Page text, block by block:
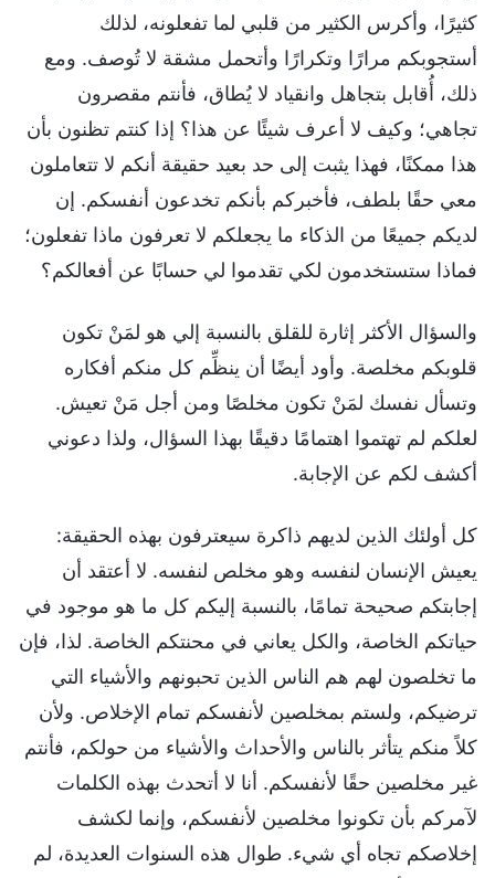
كثيرًا، وأكرس الكثير من قلبي لما تفعلونه، لذلك
أستجوبكم مرارًا وتكرارًا وأتحمل مشقة لا تُوصف. ومع
ذلك، أُقابل بتجاهل وانقياد لا يُطاق، فأنتم مقصرون
تجاهي؛ وكيف لا أعرف شيئًا عن هذا؟ إذا كنتم تظنون بأن
هذا ممكنًا، فهذا يثبت إلى حد بعيد حقيقة أنكم لا تتعاملون
معي حقًا بلطف، فأخبركم بأنكم تخدعون أنفسكم. إن
لديكم جميعًا من الذكاء ما يجعلكم لا تعرفون ماذا تفعلون؛
فماذا ستستخدمون لكي تقدموا لي حسابًا عن أفعالكم؟
والسؤال الأكثر إثارة للقلق بالنسبة إلي هو لمَنْ تكون
قلوبكم مخلصة. وأود أيضًا أن ينظِّم كل منكم أفكاره
وتسأل نفسك لمَنْ تكون مخلصًا ومن أجل مَنْ تعيش.
لعلكم لم تهتموا اهتمامًا دقيقًا بهذا السؤال، ولذا دعوني
أكشف لكم عن الإجابة.
كل أولئك الذين لديهم ذاكرة سيعترفون بهذه الحقيقة:
يعيش الإنسان لنفسه وهو مخلص لنفسه. لا أعتقد أن
إجابتكم صحيحة تمامًا، بالنسبة إليكم كل ما هو موجود في
حياتكم الخاصة، والكل يعاني في محنتكم الخاصة. لذا، فإن
ما تخلصون لهم هم الناس الذين تحبونهم والأشياء التي
ترضيكم، ولستم بمخلصين لأنفسكم تمام الإخلاص. ولأن
كلاً منكم يتأثر بالناس والأحداث والأشياء من حولكم، فأنتم
غير مخلصين حقًا لأنفسكم. أنا لا أتحدث بهذه الكلمات
لآمركم بأن تكونوا مخلصين لأنفسكم، وإنما لكشف
إخلاصكم تجاه أي شيء. طوال هذه السنوات العديدة، لم